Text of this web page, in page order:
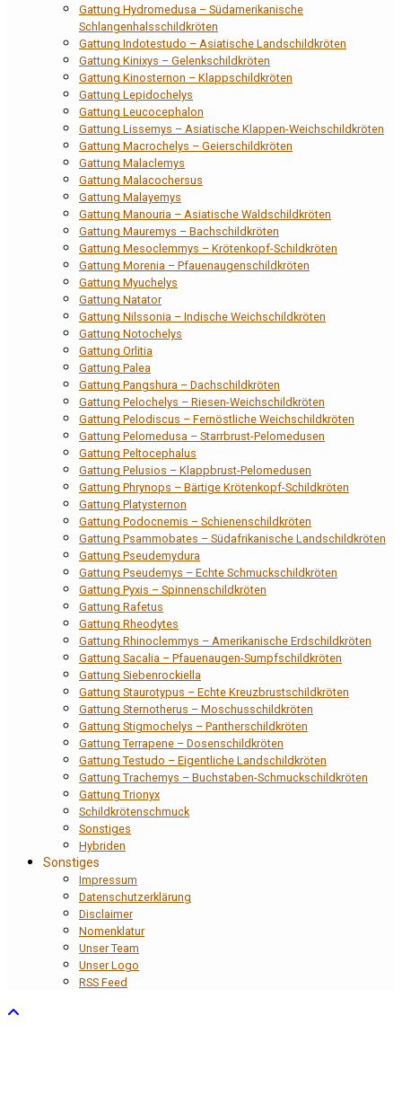
Gattung Hydromedusa – Südamerikanische
Schlangenhalsschildkröten
Gattung Indotestudo – Asiatische Landschildkröten
Gattung Kinixys – Gelenkschildkröten
Gattung Kinosternon – Klappschildkröten
Gattung Lepidochelys
Gattung Leucocephalon
Gattung Lissemys – Asiatische Klappen-Weichschildkröten
Gattung Macrochelys – Geierschildkröten
Gattung Malaclemys
Gattung Malacochersus
Gattung Malayemys
Gattung Manouria – Asiatische Waldschildkröten
Gattung Mauremys – Bachschildkröten
Gattung Mesoclemmys – Krötenkopf-Schildkröten
Gattung Morenia – Pfauenaugenschildkröten
Gattung Myuchelys
Gattung Natator
Gattung Nilssonia – Indische Weichschildkröten
Gattung Notochelys
Gattung Orlitia
Gattung Palea
Gattung Pangshura – Dachschildkröten
Gattung Pelochelys – Riesen-Weichschildkröten
Gattung Pelodiscus – Fernöstliche Weichschildkröten
Gattung Pelomedusa – Starrbrust-Pelomedusen
Gattung Peltocephalus
Gattung Pelusios – Klappbrust-Pelomedusen
Gattung Phrynops – Bärtige Krötenkopf-Schildkröten
Gattung Platysternon
Gattung Podocnemis – Schienenschildkröten
Gattung Psammobates – Südafrikanische Landschildkröten
Gattung Pseudemydura
Gattung Pseudemys – Echte Schmuckschildkröten
Gattung Pyxis – Spinnenschildkröten
Gattung Rafetus
Gattung Rheodytes
Gattung Rhinoclemmys – Amerikanische Erdschildkröten
Gattung Sacalia – Pfauenaugen-Sumpfschildkröten
Gattung Siebenrockiella
Gattung Staurotypus – Echte Kreuzbrustschildkröten
Gattung Sternotherus – Moschusschildkröten
Gattung Stigmochelys – Pantherschildkröten
Gattung Terrapene – Dosenschildkröten
Gattung Testudo – Eigentliche Landschildkröten
Gattung Trachemys – Buchstaben-Schmuckschildkröten
Gattung Trionyx
Schildkrötenschmuck
Sonstiges
Hybriden
Sonstiges
Impressum
Datenschutzerklärung
Disclaimer
Nomenklatur
Unser Team
Unser Logo
RSS Feed